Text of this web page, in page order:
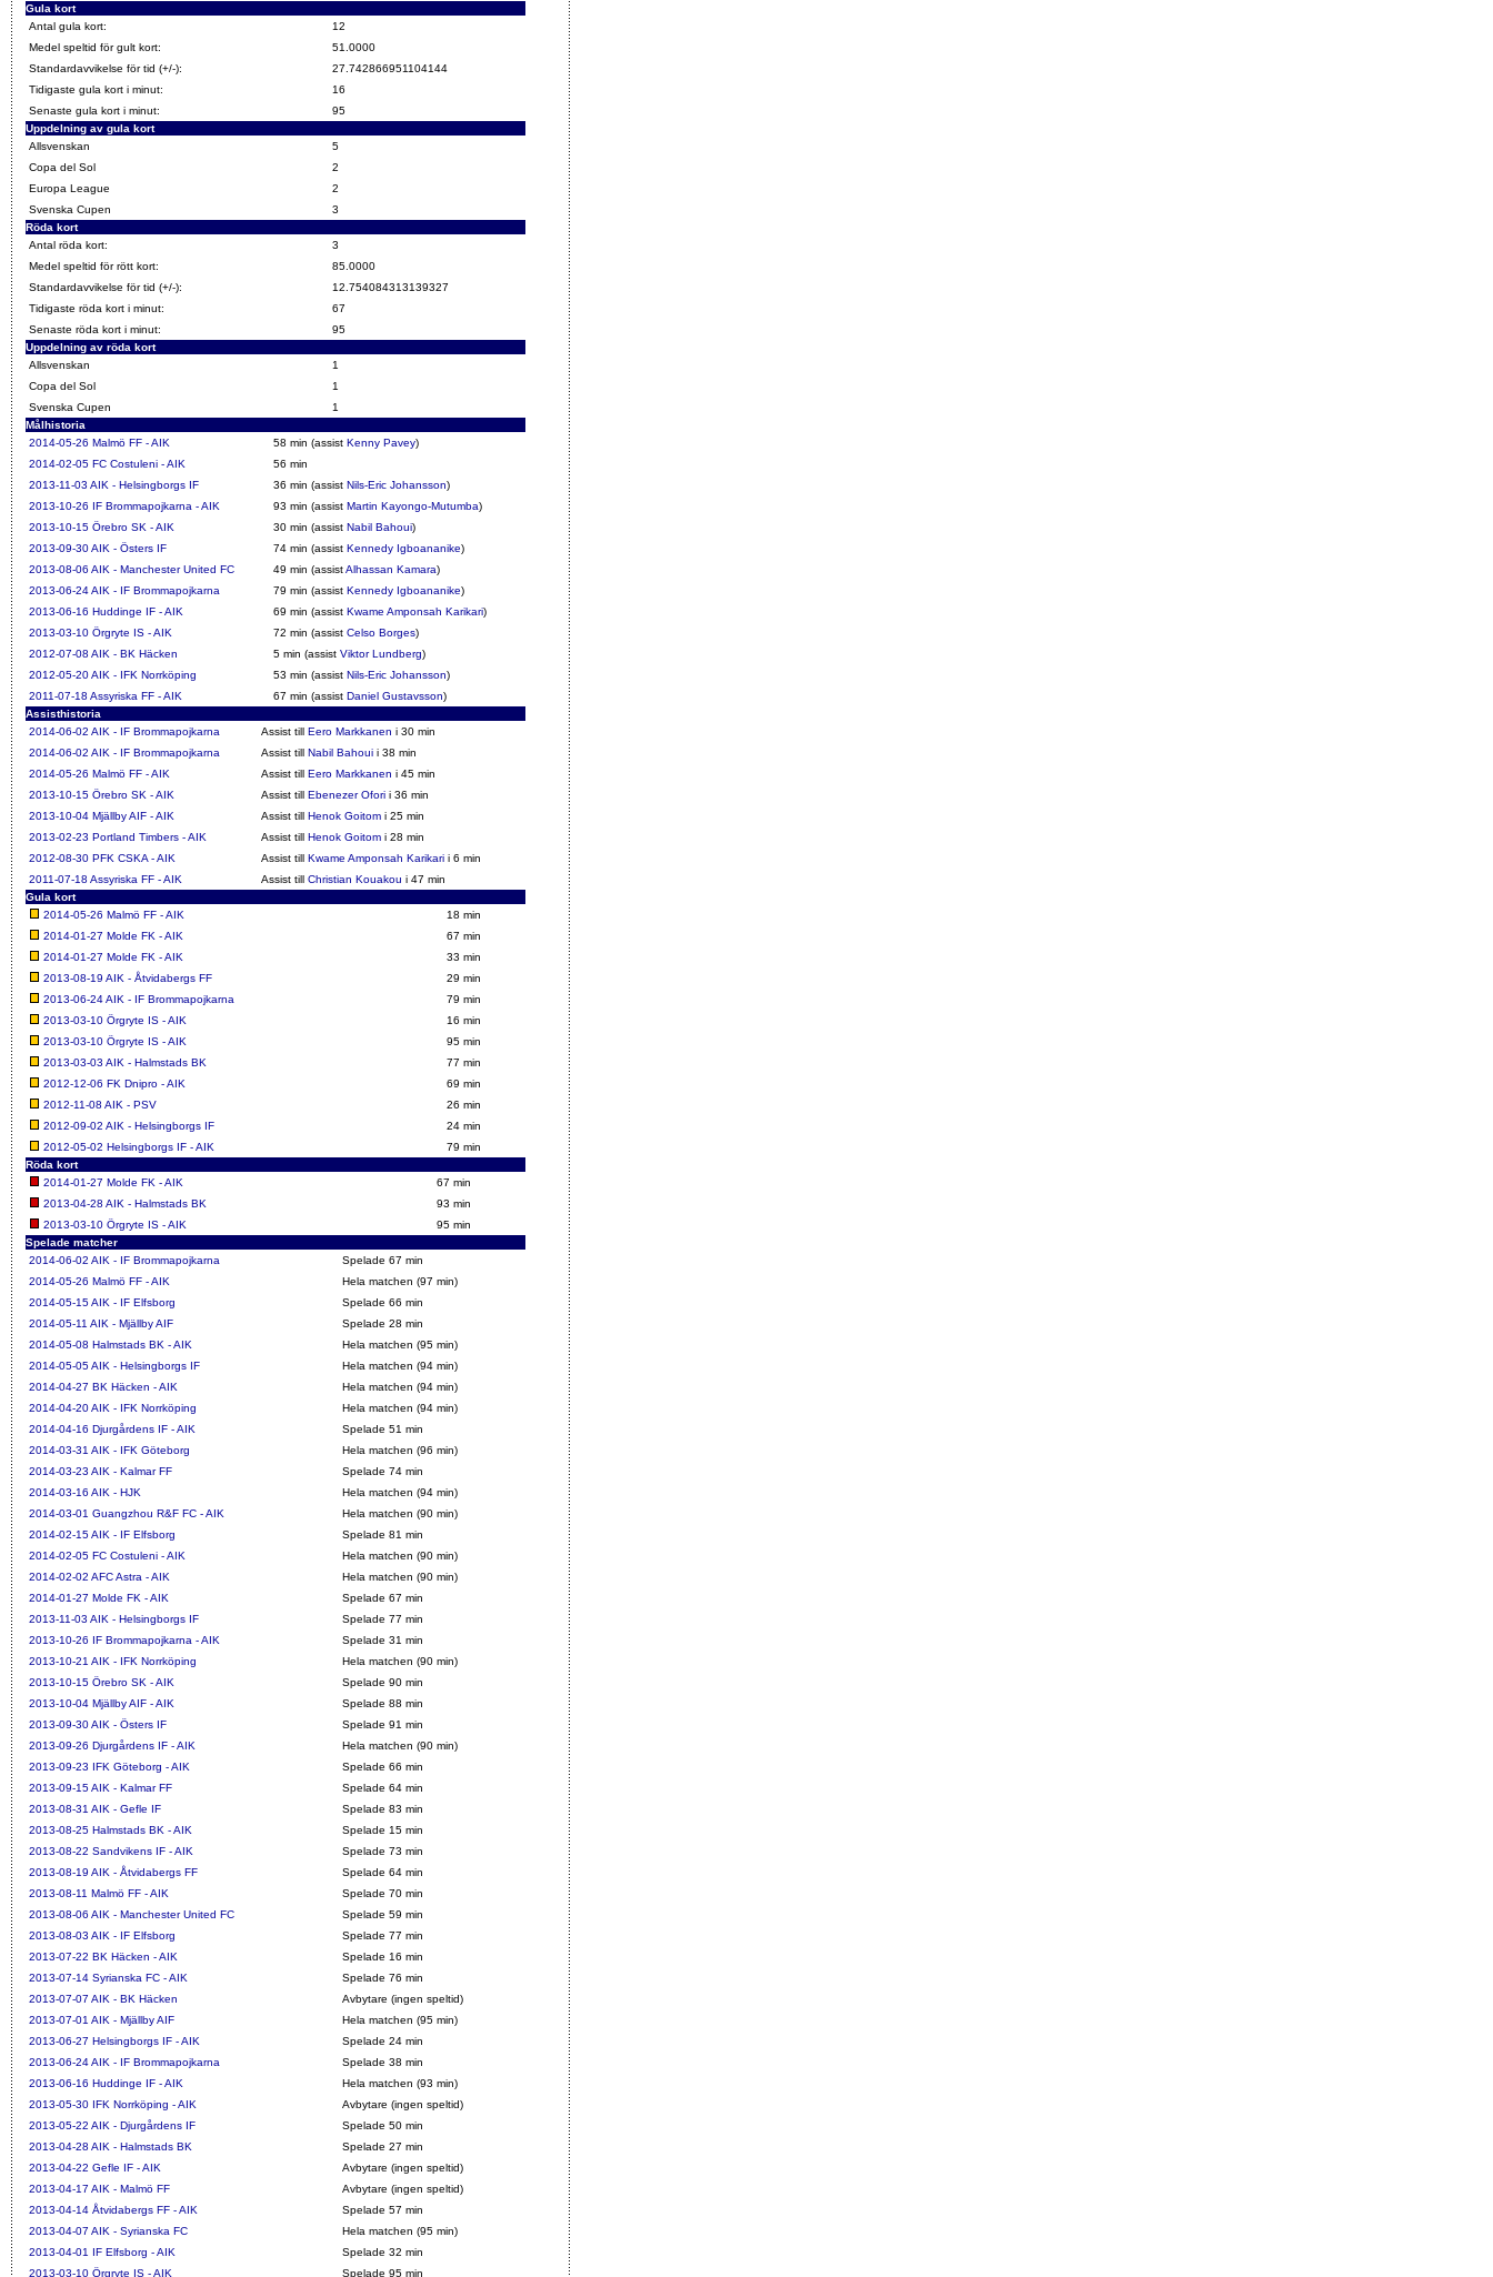
Gula kort
Antal gula kort:
12
Medel speltid för gult kort:
51.0000
Standardavvikelse för tid (+/-):
27.742866951104144
Tidigaste gula kort i minut:
16
Senaste gula kort i minut:
95
Uppdelning av gula kort
Allsvenskan
5
Copa del Sol
2
Europa League
2
Svenska Cupen
3
Röda kort
Antal röda kort:
3
Medel speltid för rött kort:
85.0000
Standardavvikelse för tid (+/-):
12.754084313139327
Tidigaste röda kort i minut:
67
Senaste röda kort i minut:
95
Uppdelning av röda kort
Allsvenskan
1
Copa del Sol
1
Svenska Cupen
1
Målhistoria
2014-05-26 Malmö FF - AIK 58 min (assist Kenny Pavey)
2014-02-05 FC Costuleni - AIK
56 min
2013-11-03 AIK - Helsingborgs IF 36 min (assist Nils-Eric Johansson)
2013-10-26 IF Brommapojkarna - AIK 93 min (assist Martin Kayongo-Mutumba)
2013-10-15 Örebro SK - AIK 30 min (assist Nabil Bahoui)
2013-09-30AIK - Östers IF 74 min (assist Kennedy Igboananike)
2013-08-06 AIK - Manchester United FC 49 min (assistAlhassan Kamara)
2013-06-24AIK - IF Brommapojkarna 79 min (assist Kennedy Igboananike)
2013-06-16 Huddinge IF - AIK 69 min (assist Kwame Amponsah Karikari)
2013-03-10 Örgryte IS - AIK 72 min (assist Celso Borges)
2012-07-08 AIK - BK Häcken 5 min (assist Viktor Lundberg)
2012-05-20AIK - IFK Norrköping 53 min (assist Nils-Eric Johansson)
2011-07-18 Assyriska FF - AIK 67 min (assist Daniel Gustavsson)
Assisthistoria
2014-06-02 AIK - IF Brommapojkarna Assist till Eero Markkanen i 30 min
2014-06-02 AIK - IF Brommapojkarna Assist till Nabil Bahoui i 38 min
2014-05-26 Malmö FF - AIK Assist till Eero Markkanen i 45 min
2013-10-15 Örebro SK - AIK Assist till Ebenezer Ofori i 36 min
2013-10-04 Mjällby AIF - AIK Assist till Henok Goitom i 25 min
2013-02-23 Portland Timbers - AIK Assist till Henok Goitom i 28 min
2012-08-30 PFK CSKA - AIK Assist till Kwame Amponsah Karikari i 6 min
2011-07-18 Assyriska FF - AIK Assist till Christian Kouakou i 47 min
Gula kort
2014-05-26 Malmö FF - AIK
18 min
2014-01-27 Molde FK - AIK
67 min
2014-01-27 Molde FK - AIK
33 min
2013-08-19 AIK - Åtvidabergs FF
29 min
2013-06-24AIK - IF Brommapojkarna
79 min
2013-03-10 Örgryte IS - AIK
16 min
2013-03-10 Örgryte IS - AIK
95 min
2013-03-03 AIK - Halmstads BK
77 min
2012-12-06 FK Dnipro - AIK
69 min
2012-11-08 AIK - PSV
26 min
2012-09-02 AIK - Helsingborgs IF
24 min
2012-05-02 Helsingborgs IF - AIK
79 min
Röda kort
2014-01-27 Molde FK - AIK
67 min
2013-04-28 AIK - Halmstads BK
93 min
2013-03-10 Örgryte IS - AIK
95 min
Spelade matcher
2014-06-02 AIK - IF Brommapojkarna
Spelade 67 min
2014-05-26 Malmö FF - AIK
Hela matchen (97 min)
2014-05-15AIK - IF Elfsborg
Spelade 66 min
2014-05-11 AIK - Mjällby AIF
Spelade 28 min
2014-05-08 Halmstads BK - AIK
Hela matchen (95 min)
2014-05-05AIK - Helsingborgs IF
Hela matchen (94 min)
2014-04-27 BK Häcken - AIK
Hela matchen (94 min)
2014-04-20AIK - IFK Norrköping
Hela matchen (94 min)
2014-04-16 Djurgårdens IF - AIK
Spelade 51 min
2014-03-31 AIK - IFK Göteborg
Hela matchen (96 min)
2014-03-23 AIK - Kalmar FF
Spelade 74 min
2014-03-16 AIK - HJK
Hela matchen (94 min)
2014-03-01 Guangzhou R&F FC - AIK
Hela matchen (90 min)
2014-02-15AIK - IF Elfsborg
Spelade 81 min
2014-02-05 FC Costuleni - AIK
Hela matchen (90 min)
2014-02-02 AFC Astra - AIK
Hela matchen (90 min)
2014-01-27 Molde FK - AIK
Spelade 67 min
2013-11-03 AIK - Helsingborgs IF
Spelade 77 min
2013-10-26 IF Brommapojkarna - AIK
Spelade 31 min
2013-10-21 AIK - IFK Norrköping
Hela matchen (90 min)
2013-10-15 Örebro SK - AIK
Spelade 90 min
2013-10-04 Mjällby AIF - AIK
Spelade 88 min
2013-09-30AIK - Östers IF
Spelade 91 min
2013-09-26 Djurgårdens IF - AIK
Hela matchen (90 min)
2013-09-23 IFK Göteborg - AIK
Spelade 66 min
2013-09-15AIK - Kalmar FF
Spelade 64 min
2013-08-31 AIK - Gefle IF
Spelade 83 min
2013-08-25 Halmstads BK - AIK
Spelade 15 min
2013-08-22 Sandvikens IF - AIK
Spelade 73 min
2013-08-19 AIK - Åtvidabergs FF
Spelade 64 min
2013-08-11 Malmö FF - AIK
Spelade 70 min
2013-08-06 AIK - Manchester United FC
Spelade 59 min
2013-08-03 AIK - IF Elfsborg
Spelade 77 min
2013-07-22 BK Häcken - AIK
Spelade 16 min
2013-07-14 Syrianska FC - AIK
Spelade 76 min
2013-07-07 AIK - BK Häcken
Avbytare (ingen speltid)
2013-07-01 AIK - Mjällby AIF
Hela matchen (95 min)
2013-06-27 Helsingborgs IF - AIK
Spelade 24 min
2013-06-24AIK - IF Brommapojkarna
Spelade 38 min
2013-06-16 Huddinge IF - AIK
Hela matchen (93 min)
2013-05-30 IFK Norrköping - AIK
Avbytare (ingen speltid)
2013-05-22 AIK - Djurgårdens IF
Spelade 50 min
2013-04-28 AIK - Halmstads BK
Spelade 27 min
2013-04-22 Gefle IF - AIK
Avbytare (ingen speltid)
2013-04-17 AIK - Malmö FF
Avbytare (ingen speltid)
2013-04-14 Åtvidabergs FF - AIK
Spelade 57 min
2013-04-07 AIK - Syrianska FC
Hela matchen (95 min)
2013-04-01 IF Elfsborg - AIK
Spelade 32 min
2013-03-10 Örgryte IS - AIK Spelade 95 min